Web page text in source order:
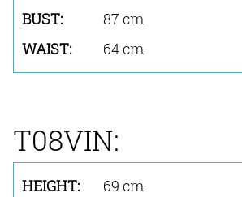
87 cm
64 cm
T08VIN:
69 cm